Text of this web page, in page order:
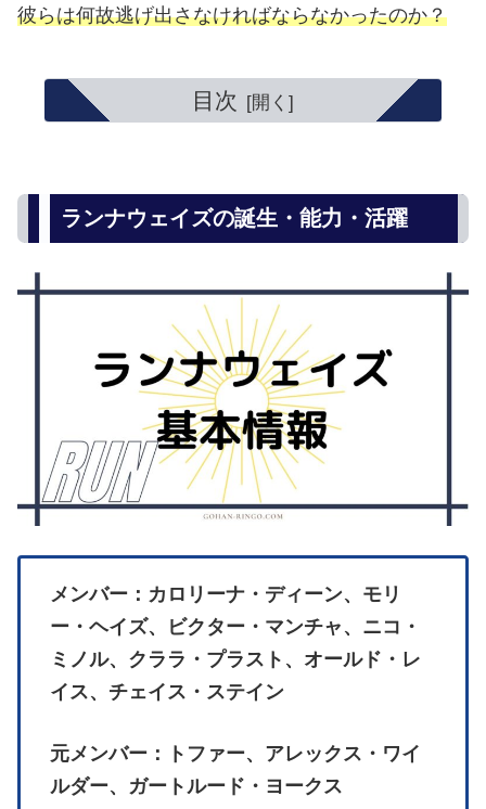
彼らは何故逃げ出さなければならなかったのか？
目次
ランナウェイズの誕生・能力・活躍
メンバー：カロリーナ・ディーン、モリ
ー・ヘイズ、ビクター・マンチャ、ニコ・
ミノル、クララ・プラスト、オールド・レ
イス、チェイス・ステイン
元メンバー：トファー、アレックス・ワイ
ルダー、ガートルード・ヨークス